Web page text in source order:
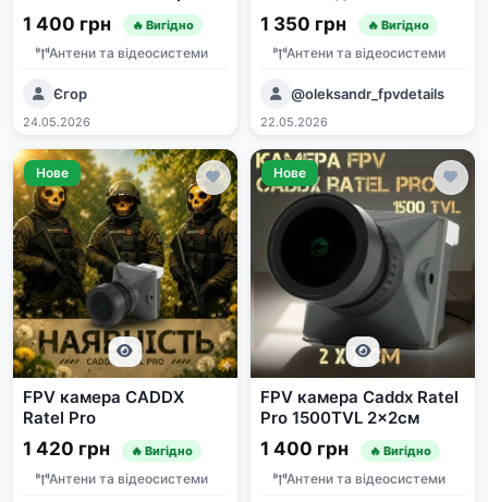
1 400 грн 🔥 Вигідно
Антени та відеосистеми
Єгор
24.05.2026
дронов
1 350 грн 🔥 Вигідно
Антени та відеосистеми
@oleksandr_fpvdetails
22.05.2026
Нове
FPV камера CADDX
Ratel Pro
1 420 грн 🔥 Вигідно
Антени та відеосистеми
Нове
FPV камера Caddx Ratel
Pro 1500TVL 2x2см
1 400 грн 🔥 Вигідно
Антени та відеосистеми